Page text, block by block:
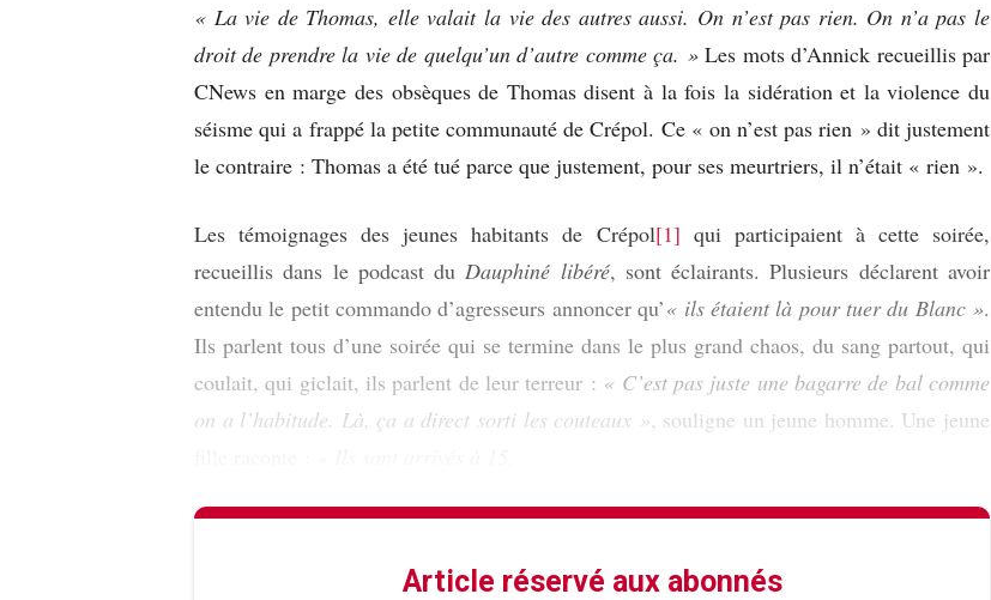
« La vie de Thomas, elle valait la vie des autres aussi. On n’est pas rien. On n’a pas le
droit de prendre la vie de quelqu’un d’autre comme ça. »Les mots d’Annick recueillis par
CNews en marge des obsèques de Thomas disent à la fois la sidération et la violence du
séisme qui a frappé la petite communauté de Crépol. Ce « on n’est pas rien » dit justement
le contraire : Thomas a été tué parce que justement, pour ses meurtriers, il n’était « rien ».
Les témoignages des jeunes habitants de Crépol[1] qui participaient à cette soirée,
recueillis dans le podcast duDauphiné libéré, sont éclairants. Plusieurs déclarent avoir
entendu le petit commando d’agresseurs annoncer qu’« ils étaient là pour tuer du Blanc ».
Ils parlent tous d’une soirée qui se termine dans le plus grand chaos, du sang partout, qui
coulait, qui giclait, ils parlent de leur terreur : « C’est pas juste une bagarre de bal comme
on a l’habitude. Là, ça a direct sorti les couteaux », souligne un jeune homme. Une jeune
Article réservé aux abonnés